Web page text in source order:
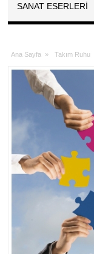
SANAT ESERLERI
Ana Sayfa » Takım Ruhu